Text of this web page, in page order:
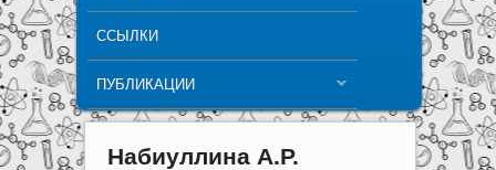
ССЫЛКИ
ПУБЛИКАЦИИ
Набиуллина А.Р.